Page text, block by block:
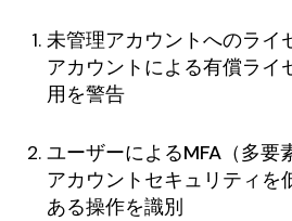
未管理アカウントへのライ
アカウントによる有償ライ
用を警告
ユーザーによるMFA（多要
アカウントセキュリティを
ある操作を識別